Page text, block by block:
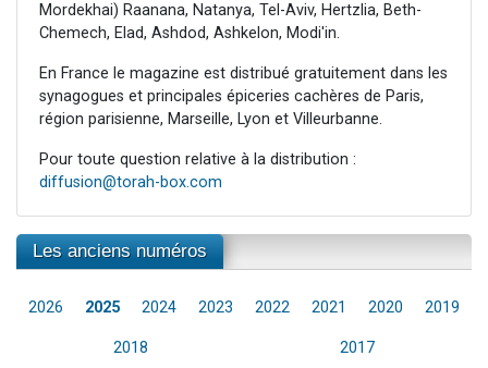
Mordekhai) Raanana, Natanya, Tel-Aviv, Hertzlia, Beth-
Chemech, Elad, Ashdod, Ashkelon, Modi'in.
En France le magazine est distribué gratuitement dans les
synagogues et principales épiceries cachères de Paris,
région parisienne, Marseille, Lyon et Villeurbanne.
Pour toute question relative à la distribution :
diffusion@torah-box.com
Les anciens numéros
2026 2025 2024 2023 2022 2021 2020 2019
2018 2017